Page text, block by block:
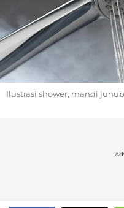
Ilustrasi shower, mandi